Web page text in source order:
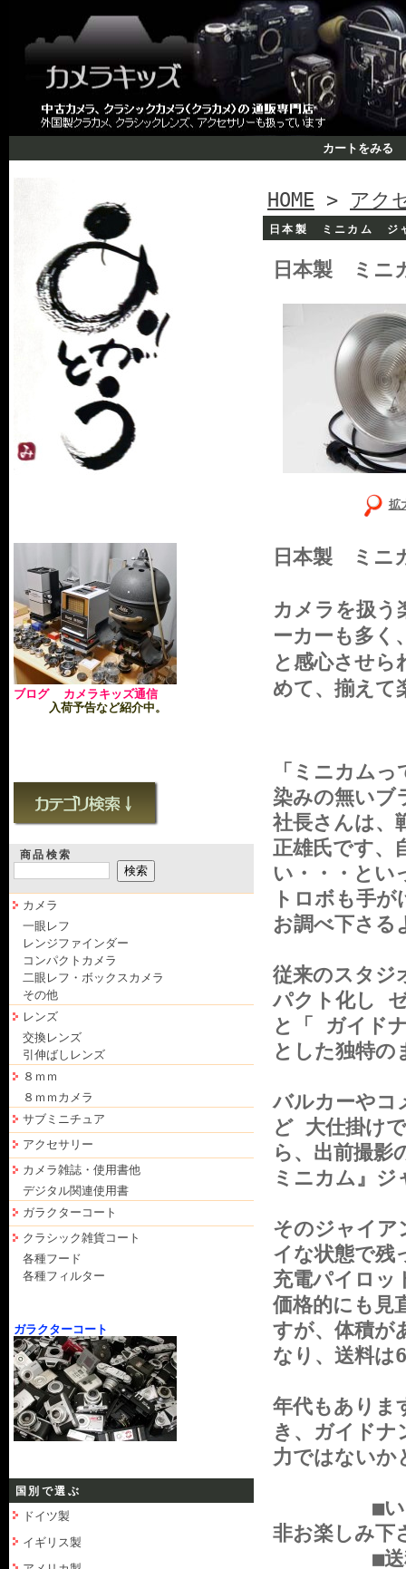
カートをみる
ブログ カメラキッズ通信
入荷予告など紹介中。
商品検索
カメラ
一眼レフ
レンジファインダー
コンパクトカメラ
二眼レフ・ボックスカメラ
その他
レンズ
交換レンズ
引伸ばしレンズ
８ｍｍ
８ｍｍカメラ
サブミニチュア
アクセサリー
カメラ雑誌・使用書他
デジタル関連使用書
ガラクターコート
クラシック雑貨コート
各種フード
各種フィルター
ガラクターコート
国別で選ぶ
ドイツ製
イギリス製
HOME > アク
日本製 ミニカム ジ
日本製 ミニ
拡
日本製 ミ
カメラを扱う
ーカーも多
と感心させ
めて、揃えて
「ミニカム
染みの無い
社長さんは、
正雄氏です、
い・・・とい
トロボも手
お調べ下さる
従来のスタジ
パクト化し
と「 ガイド
とした独特の
バルカーや
ど 大仕掛け
ら、出前撮影
ミニカム』
そのジャイア
イな状態で
充電パイロッ
価格的にも見
すが、体積が
なり、送料は
年代もありま
き、ガイドナ
力ではないか
■いい時代
非お楽しみ下
■送料 全